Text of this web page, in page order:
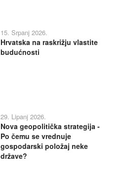
15. Srpanj 2026.
Hrvatska na raskrižju vlastite
budućnosti
29. Lipanj 2026.
Nova geopolitička strategija -
Po čemu se vrednuje
gospodarski položaj neke
države?